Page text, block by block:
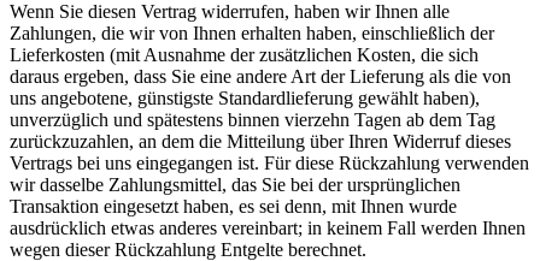
Wenn Sie diesen Vertrag widerrufen, haben wir Ihnen alle
Zahlungen, die wir von Ihnen erhalten haben, einschließlich der
Lieferkosten (mit Ausnahme der zusätzlichen Kosten, die sich
daraus ergeben, dass Sie eine andere Art der Lieferung als die von
uns angebotene, günstigste Standardlieferung gewählt haben),
unverzüglich und spätestens binnen vierzehn Tagen ab dem Tag
zurückzuzahlen, an dem die Mitteilung über Ihren Widerruf dieses
Vertrags bei uns eingegangen ist. Für diese Rückzahlung verwenden
wir dasselbe Zahlungsmittel, das Sie bei der ursprünglichen
Transaktion eingesetzt haben, es sei denn, mit Ihnen wurde
ausdrücklich etwas anderes vereinbart; in keinem Fall werden Ihnen
wegen dieser Rückzahlung Entgelte berechnet.